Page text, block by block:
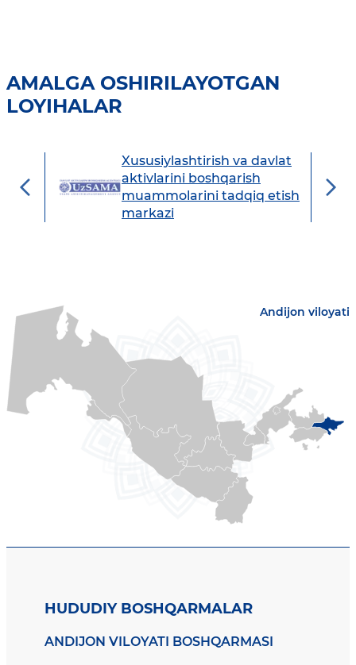
AMALGA OSHIRILAYOTGAN
LOYIHALAR
Xususiylashtirish va davlat
aktivlarini boshqarish
muammolarini tadqiq etish
markazi
Andijon viloyati
HUDUDIY BOSHQARMALAR
ANDIJON VILOYATI BOSHQARMASI